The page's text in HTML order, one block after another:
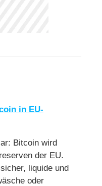
in EU-
Bitcoin wird
der EU.
liquide und
oder